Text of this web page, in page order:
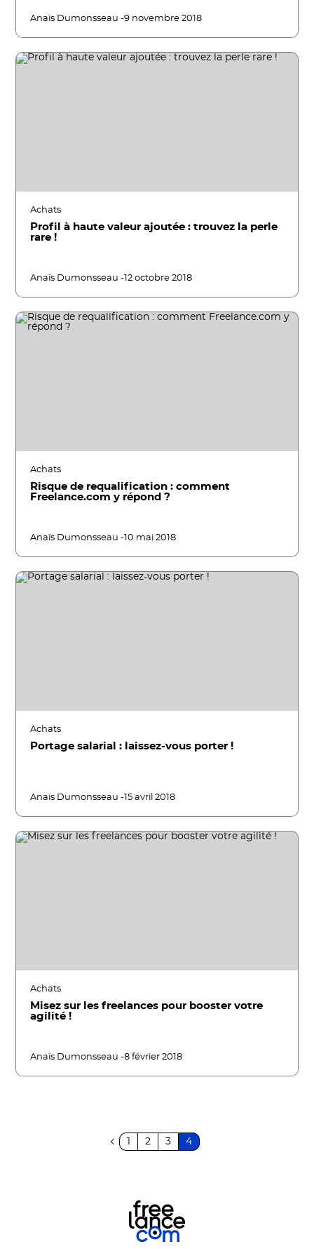
Anaïs Dumonsseau -9 novembre 2018
Achats
Profil à haute valeur ajoutée : trouvez la perle
rare !
Anaïs Dumonsseau -12 octobre 2018
Achats
Risque de requalification : comment
Freelance.com y répond ?
Anaïs Dumonsseau -10 mai 2018
Achats
Portage salarial : laissez-vous porter !
Anaïs Dumonsseau -15 avril 2018
Achats
Misez sur les freelances pour booster votre
agilité !
Anaïs Dumonsseau -8 février 2018
2 3 4